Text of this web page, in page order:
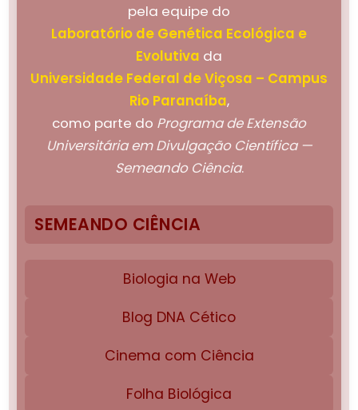
pela equipe do
Laboratório de Genética Ecológica e
Evolutiva da
Universidade Federal de Viçosa – Campus
Rio Paranaíba,
como parte do Programa de Extensão
Universitária em Divulgação Científica —
Semeando Ciência.
SEMEANDO CIÊNCIA
Biologia na Web
Blog DNA Cético
Cinema com Ciência
Folha Biológica